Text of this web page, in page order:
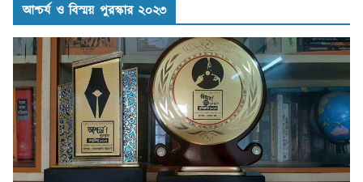
আশ্চর্য ও বিস্ময় পুরস্কার ২০২৩